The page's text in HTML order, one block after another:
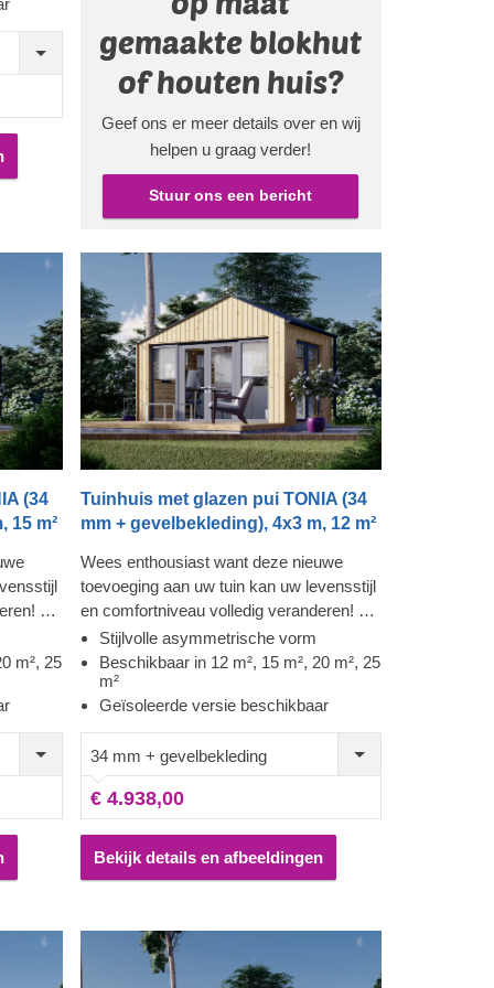
daar
u er nu
uw
gemaakte blokhut
of houten huis?
Geef ons er meer details over en wij
helpen u graag verder!
Stuur ons een bericht
(34
15 m²
Dit
is
(12
u de
m², 25
Tuinhuis met glazen pui TONIA (34
mm + gevelbekleding), 4x3 m, 12 m²
Wees enthousiast want deze nieuwe
toevoeging aan uw tuin kan uw levensstijl
en comfortniveau volledig veranderen! Dit
unieke model uit onze hedendaagse
collectie tuingebouwen heeft een
asymmetrisch dak, eigentijdse
gevelbekleding en een opvallende
moderne touch. Houten huis TONIA is
beschikbaar in 4 verschillende maten (12
m², 15 m², 20 m² and 25 m²) en zal u de
broodnodige ruimte bieden om uw
uw ultieme gemak is er ook een
geïsoleerde versie van dit model
Stijlvolle asymmetrische vorm
Beschikbaar in 12 m², 15 m², 20 m², 25
m²
Geïsoleerde versie beschikbaar
34 mm + gevelbekleding
€ 4.938,00
Bekijk details en afbeeldingen